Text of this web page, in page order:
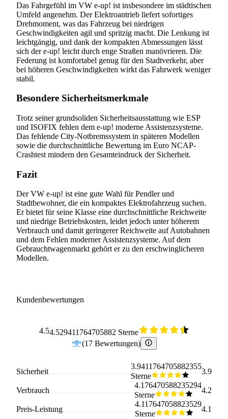
Das Fahrgefühl im VW e-up! ist insbesondere im städtischen
Umfeld angenehm. Der Elektroantrieb liefert sofortiges
Drehmoment, was das Fahrzeug bei niedrigen
Geschwindigkeiten agil und spritzig macht. Die Lenkung ist
leichtgängig, und dank der kompakten Abmessungen lässt
sich der e-up! leicht durch enge Straßen manövrieren. Die
Federung ist komfortabel genug für den Stadtverkehr, aber
bei höheren Geschwindigkeiten wirkt das Fahrwerk weniger
stabil.
Besondere Sicherheitsmerkmale
Trotz seiner grundsoliden Sicherheitsausstattung wie ESP
und ISOFIX fehlen dem e-up! moderne Assistenzsysteme.
Das fehlende City-Notbremssystem in späteren Modellen
sowie die durchschnittliche Bewertung im Euro NCAP-
Crashtest mindern den Gesamteindruck der Sicherheit.
Fazit
Der VW e-up! ist eine gute Wahl für Pendler und
Stadtbewohner, die ein kompaktes Elektrofahrzeug suchen.
Er bietet für seine Klasse eine durchschnittliche Reichweite
und niedrige Betriebskosten, leidet jedoch unter höherem
Verbrauch und damit geringerer Reichweite auf Autobahnen
und dem Fehlen moderner Assistenzsysteme. Auf dem
Gebrauchtwagenmarkt gehört er zu den erschwinglicheren
Modellen.
Kundenbewertungen
4.54.529411764705882 Sterne
(17 Bewertungen)
Sicherheit
3.9411764705882355
Sterne
3.9
Verbrauch
4.176470588235294
Sterne
4.2
Preis-Leistung
4.117647058823529
Sterne
4.1